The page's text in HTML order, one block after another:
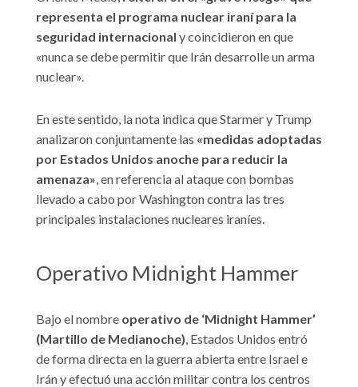
representa el programa nuclear iraní para la
seguridad internacional y coincidieron en que
«nunca se debe permitir que Irán desarrolle un arma
nuclear».
En este sentido, la nota indica que Starmer y Trump
analizaron conjuntamente las «medidas adoptadas
por Estados Unidos anoche para reducir la
amenaza», en referencia al ataque con bombas
llevado a cabo por Washington contra las tres
principales instalaciones nucleares iraníes.
Operativo Midnight Hammer
Bajo el nombre operativo de ‘Midnight Hammer’
(Martillo de Medianoche), Estados Unidos entró
de forma directa en la guerra abierta entre Israel e
Irán y efectuó una acción militar contra los centros